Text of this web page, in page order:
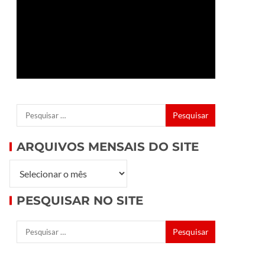
ARQUIVOS MENSAIS DO SITE
PESQUISAR NO SITE